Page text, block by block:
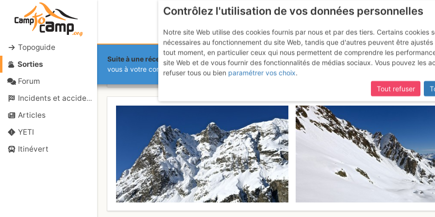
Topoguide
Sorties
Forum
Incidents et accidents
Articles
YETI
Itinévert
Suite à une récente et importante mise à jour du site,si certaines pages ne sont plus accessibles,
vous à votre compte sur le site.
Pointe de la Terrasse : Par Tré les Eaux et le
Contrôlez l'utilisation de vos données personnelles
Notre site Web utilise des cookies fournis par nous et par des tiers. Certains cookies
nécessaires au fonctionnement du site Web, tandis que d'autres peuvent être ajustés
tout moment, en particulier ceux qui nous permettent de comprendre les
site Web et de vous fournir des fonctionnalités de médias sociaux. Vous pouvez les
refuser tous ou bien paramétrer vos choix.
Tout refuser